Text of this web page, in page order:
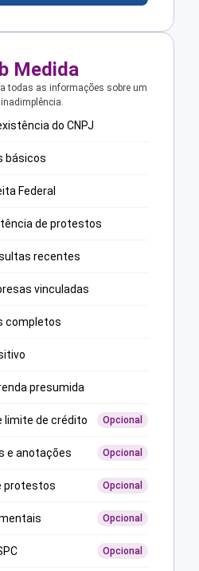
Medida
todas as informações sobre um
do CNPJ
básicos
Federal
de protestos
recentes
vinculadas
completos
presumida
limite de crédito Opcional
e anotações Opcional
protestos Opcional
Opcional
Opcional